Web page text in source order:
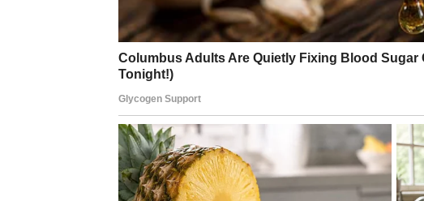
HRABROST
Za Ovna, snovi nikada nisu bili mali. Vi ste sanjali
godina vas je testirala kroz razočaranja, zastoje i
kraja godine –to se menja naglo i snažno
Unutrašnji prelom – vera u sebe
Ovan doživljava snažan unutrašnji klik. Nestaje